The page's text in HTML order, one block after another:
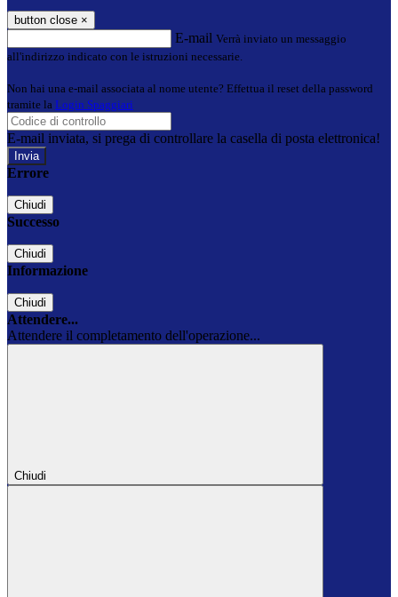
button close ×
E-mail Verrà inviato un messaggio
all'indirizzo indicato con le istruzioni necessarie.
Non hai una e-mail associata al nome utente? Effettua il reset della password
tramite la Login Spaggiari
E-mail inviata, si prega di controllare la casella di posta elettronica!
Errore
Chiudi
Successo
Chiudi
Informazione
Chiudi
Attendere...
Attendere il completamento dell'operazione...
Chiudi